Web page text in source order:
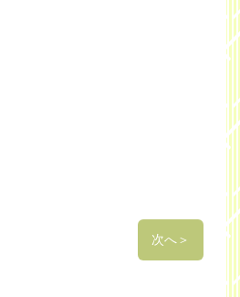
次へ＞